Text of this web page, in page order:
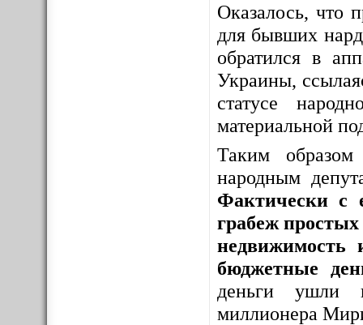
Оказалось, что
для бывших
обратился в
Украины,
статусе
материальной
Таким
народным
Фактически с
грабеж
недвижимость
бюджетные
деньги ушли
миллионера